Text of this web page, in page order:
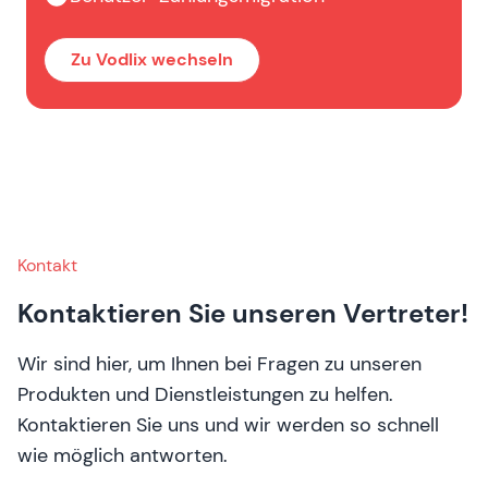
Zu Vodlix wechseln
Kontakt
Kontaktieren Sie unseren Vertreter!
Wir sind hier, um Ihnen bei Fragen zu unseren
Produkten und Dienstleistungen zu helfen.
Kontaktieren Sie uns und wir werden so schnell
wie möglich antworten.